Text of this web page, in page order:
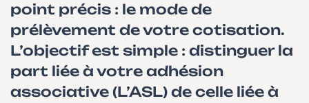
point précis : le mode de
prélèvement de votre cotisation.
L’objectif est simple : distinguer la
part liée à votre adhésion
associative (L’ASL) de celle liée à